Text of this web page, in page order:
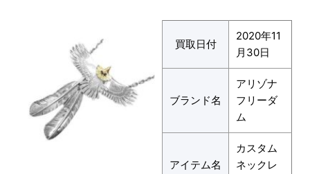
買取日付
2020年11
月30日
ブランド名
アリゾナ
フリーダ
ム
アイテム名
カスタム
ネックレ